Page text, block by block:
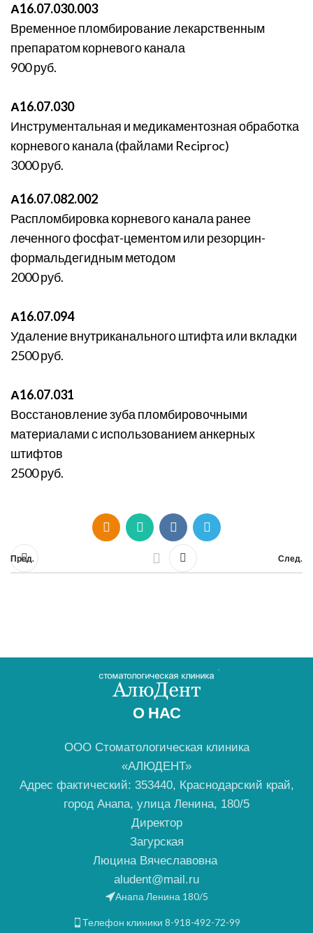
А16.07.030.003
Временное пломбирование лекарственным
препаратом корневого канала
900 руб.
А16.07.030
Инструментальная и медикаментозная обработка
корневого канала (файлами Reciproc)
3000 руб.
А16.07.082.002
Распломбировка корневого канала ранее
леченного фосфат-цементом или резорцин-
формальдегидным методом
2000 руб.
А16.07.094
Удаление внутриканального штифта или вкладки
2500 руб.
А16.07.031
Восстановление зуба пломбировочными
материалами с использованием анкерных
штифтов
2500 руб.
Пред. След.
О НАС
ООО Стоматологическая клиника
«АЛЮДЕНТ»
Адрес фактический: 353440, Краснодарский край,
город Анапа, улица Ленина, 180/5
Директор
Загурская
Люцина Вячеславовна
aludent@mail.ru
Анапа Ленина 180/5
Телефон клиники 8-918-492-72-99